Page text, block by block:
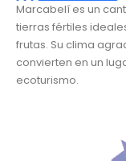
Marcabelí es un
tierras fértiles
frutas. Su clima
convierten en un
ecoturismo.